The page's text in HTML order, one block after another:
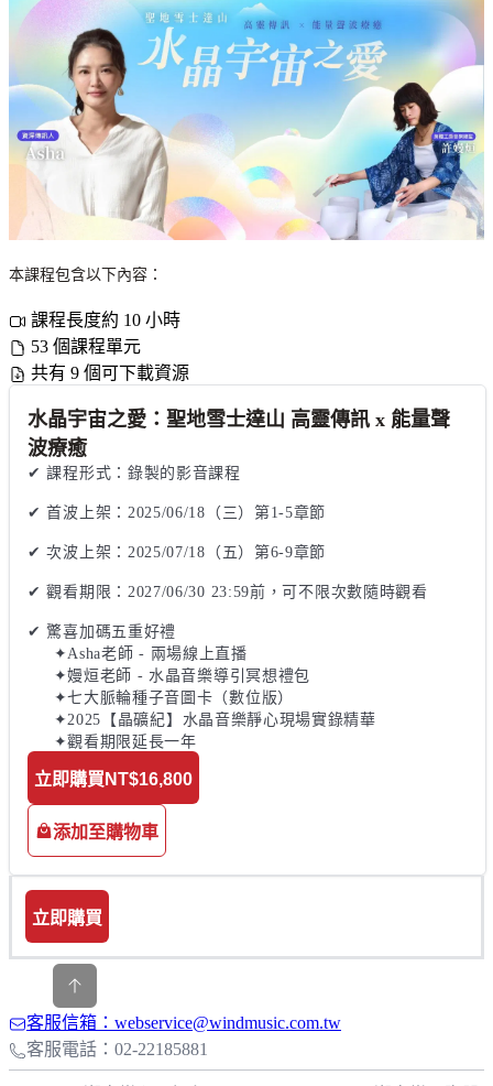
本課程包含以下內容：
課程長度約 10 小時
53 個課程單元
共有 9 個可下載資源
水晶宇宙之愛：聖地雪士達山 高靈傳訊 x 能量聲
波療癒
✔ 課程形式：錄製的影音課程
✔ 首波上架：2025/06/18（三）第1-5章節
✔ 次波上架：2025/07/18（五）第6-9章節
✔ 觀看期限：2027/06/30 23:59前，可不限次數隨時觀看
✔ 驚喜加碼五重好禮
     ✦觀看期限延長一年
立即購買 NT$16,800
添加至購物車
立即購買
客服信箱：webservice@windmusic.com.tw
客服電話：02-22185881